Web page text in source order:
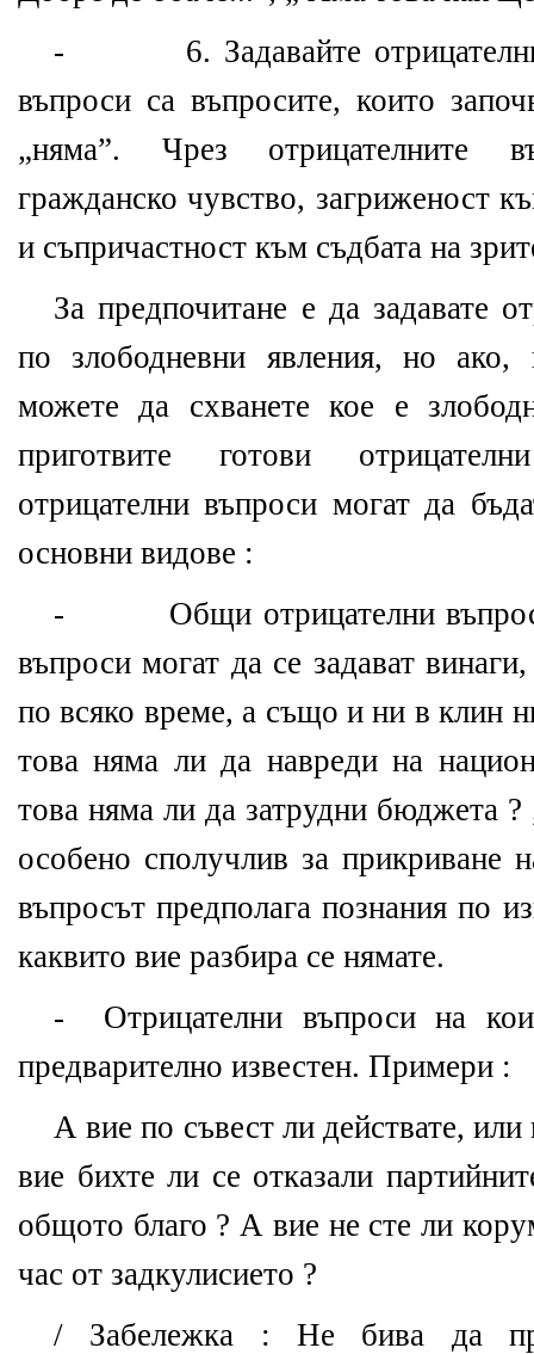
- 6. Задавайте отрицателни
въпроси са въпросите, които
„няма”. Чрез отрицателните
гражданско чувство, загриженост
и съпричастност към съдбата на
За предпочитане е да задавате
по злободневни явления, но ако,
можете да схванете кое е
приготвите готови
отрицателни въпроси могат да
основни видове :
- Общи отрицателни
въпроси могат да се задават
по всяко време, а също и ни в клин
това няма ли да навреди на
това няма ли да затрудни бюджета
особено сполучлив за прикриване
въпросът предполага познания по
каквито вие разбира се нямате.
- Отрицателни въпроси на
предварително известен. Примери :
А вие по съвест ли действате,
вие бихте ли се отказали
общото благо ? А вие не сте ли
час от задкулисието ?
/ Забележка : Не бива да